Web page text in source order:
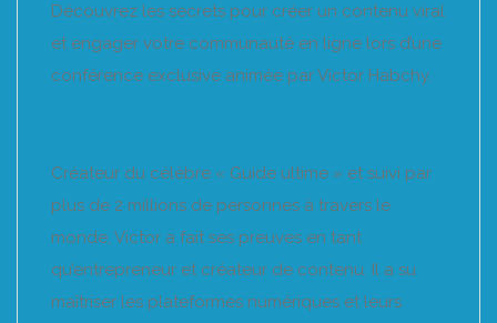
Découvrez les secrets pour créer un contenu viral
et engager votre communauté en ligne lors d’une
conférence exclusive animée par Victor Habchy.
Créateur du célèbre « Guide ultime » et suivi par
plus de 2 millions de personnes à travers le
monde, Victor a fait ses preuves en tant
qu’entrepreneur et créateur de contenu. Il a su
maîtriser les plateformes numériques et leurs